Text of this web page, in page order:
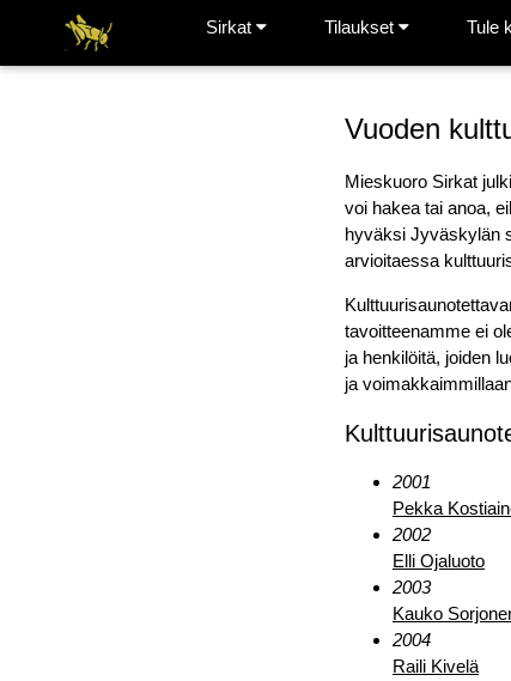
Sirkat Tilaukset Tule
Vuoden
Mieskuoro Sirkat
voi hakea tai anoa,
hyväksi Jyväskylän
arvioitaessa
tavoitteenamme ei
ja henkilöitä, joiden
ja
2001
Pekka
2002
Elli Ojaluoto
2003
Kauko
2004
Raili Kivelä